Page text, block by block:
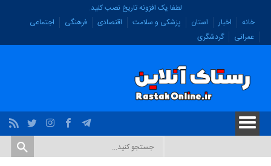
لطفا یک افزونه تاریخ نصب کنید.
خانه
اخبار استان پزشکی و سلامت اقتصادی فرهنگی
اجتماعی
عمرانی
گردشگری